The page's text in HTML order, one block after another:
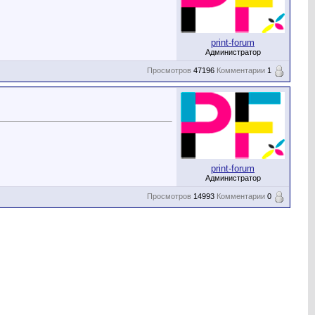
print-forum
Администратор
Просмотров 47196 Комментарии 1
print-forum
Администратор
Просмотров 14993 Комментарии 0